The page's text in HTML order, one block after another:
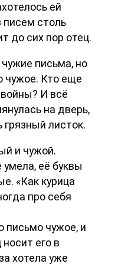
ей
писем столь
до сих пор отец.
письма, но
чужое. Кто еще
И всё
на дверь,
листок.
и чужой.
её буквы
«Как курица
про себя
письмо чужое, и
его в
хотела уже